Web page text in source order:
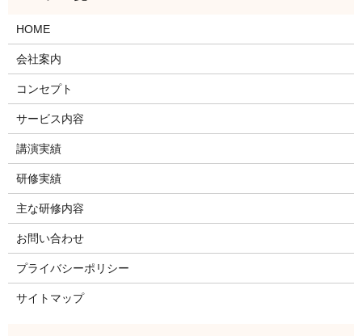
HOME
会社案内
コンセプト
サービス内容
講演実績
研修実績
主な研修内容
お問い合わせ
プライバシーポリシー
サイトマップ